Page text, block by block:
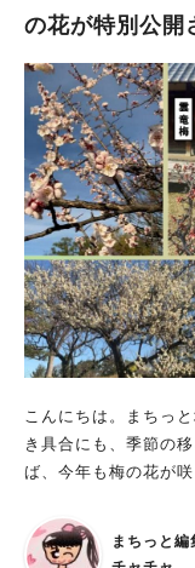
の花が特別公開
こんにちは。まちっと
き具合にも、季節の移ろ
ば、今年も梅の花が咲く季節
花 特別公開 開園日：2026年2月の土日祝 （2月7日
(土)、8日(日)、11日(
まちっと編